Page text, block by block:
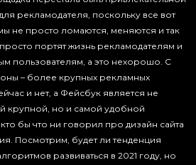
рекламодателя, поскольку все вот
не просто ломаются, меняются и так
портят жизнь рекламодателям и
пользователям, а это нехорошо. С
– более крупных рекламных
и нет, а Фейсбук является не
крупной, но и самой удобной
бы что ни говорил про дизайн сайта
Посмотрим, будет ли тенденция
развиваться в 2021 году, но